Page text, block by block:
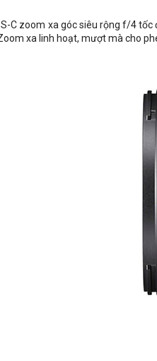
C zoom xa góc siêu rộng f/4
xa linh hoạt, mượt mà cho